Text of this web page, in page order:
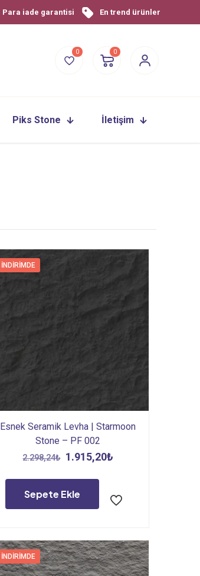
Para iade garantisi En trend ürünler
0 0
Piks Stone İletişim
İNDIRIMDE
Esnek Seramik Levha | Starmoon
Stone – PF 002
2.298,24₺ Orijinal
2.298,24₺.
1.915,20₺
1.915,20₺.
Sepete Ekle
İNDIRIMDE